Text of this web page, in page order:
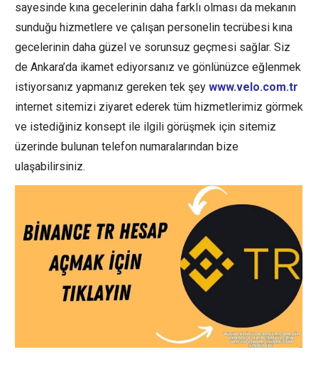
sayesinde kına gecelerinin daha farklı olması da mekanın
sunduğu hizmetlere ve çalışan personelin tecrübesi kına
gecelerinin daha güzel ve sorunsuz geçmesi sağlar. Siz
de Ankara’da ikamet ediyorsanız ve gönlünüzce eğlenmek
istiyorsanız yapmanız gereken tek şey www.velo.com.tr
internet sitemizi ziyaret ederek tüm hizmetlerimiz görmek
ve istediğiniz konsept ile ilgili görüşmek için sitemiz
üzerinde bulunan telefon numaralarından bize
ulaşabilirsiniz.